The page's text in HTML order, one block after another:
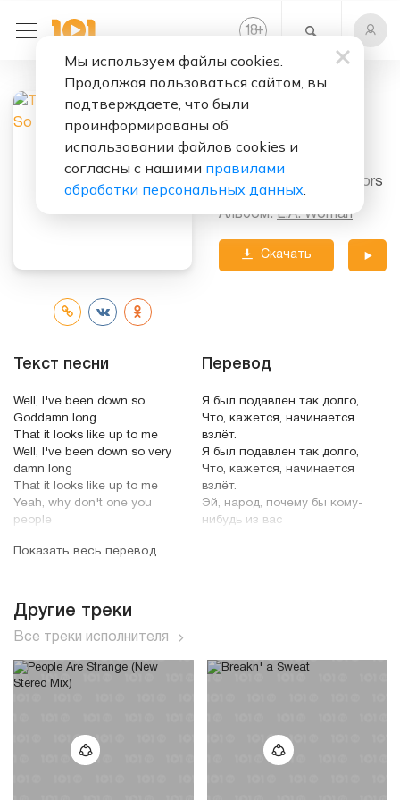
18+
Been Down So
Long
The Doors
Альбом:L.A. Woman
Скачать
Текст песни
Well, I've been down so
Goddamn long
That it looks like up to me
Well, I've been down so very
damn long
That it looks like up to me
Yeah, why don't one you
people
Won't you break your lock
and key
I said, warden, warden,
Won't ya break your lock
and key
C'mon and let the poor boy
Перевод
Я был подавлен так долго,
Что, кажется, начинается
взлёт.
Я был подавлен так долго,
Что, кажется, начинается
взлёт.
Эй, народ, почему бы кому-
нибудь из вас
Может, сорвёшь свой замок с
Показать весь перевод
Другие треки
Все треки исполнителя
Мы используем файлы cookies.
Продолжая пользоваться сайтом, вы
подтверждаете, что были
проинформированы об
использовании файлов cookies и
согласны с нашими правилами
обработки персональных данных.